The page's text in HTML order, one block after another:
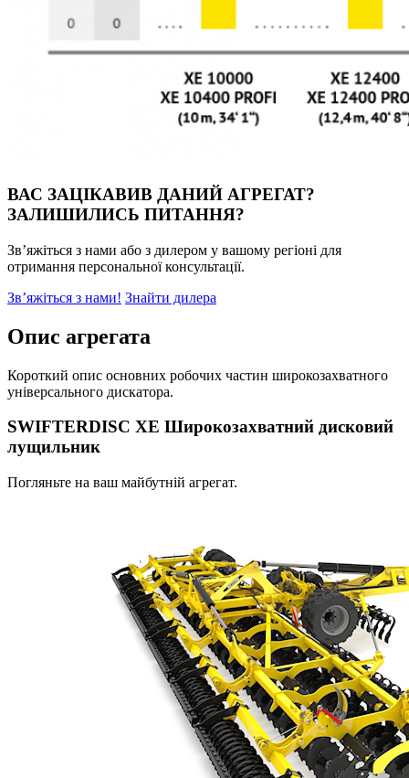
ВАС ЗАЦІКАВИВ ДАНИЙ АГРЕГАТ?
ЗАЛИШИЛИСЬ ПИТАННЯ?
Зв’яжіться з нами або з дилером у вашому регіоні для
отримання персональної консультації.
Зв’яжіться з нами! Знайти дилера
Oпис агрегата
Короткий опис основних робочих частин широкозахватного
універсального дискатора.
SWIFTERDISC XE Широкозахватний дисковий
лущильник
Погляньте на ваш майбутній агрегат.